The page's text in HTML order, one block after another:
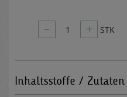
– 1 + STK
Inhaltsstoffe / Zutaten